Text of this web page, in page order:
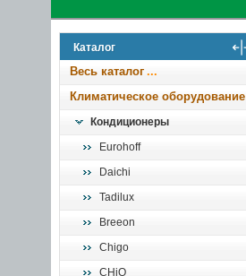
Каталог
Весь каталог
Климатическое оборудование
Кондиционеры
Eurohoff
Daichi
Tadilux
Breeon
Chigo
CHiQ